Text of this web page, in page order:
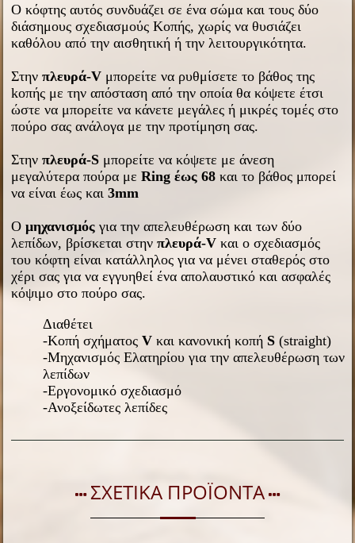
Ο κόφτης αυτός συνδυάζει σε ένα σώμα και τους δύο
διάσημους σχεδιασμούς Κοπής, χωρίς να θυσιάζει
καθόλου από την αισθητική ή την λειτουργικότητα.
Στηνπλευρά-V μπορείτε να ρυθμίσετε το βάθος της
kοπής με την απόσταση από την οποία θα κόψετε έτσι
ώστε να μπορείτε να κάνετε μεγάλες ή μικρές τομές στο
πούρο σας ανάλογα με την προτίμηση σας.
Στηνπλευρά-S μπορείτε να κόψετε με άνεση
μεγαλύτερα πούρα μεRing έως 68 και το βάθος μπορεί
να είναι έως και3mm
Ομηχανισμός για την απελευθέρωση και των δύο
λεπίδων, βρίσκεται στηνπλευρά-V και ο σχεδιασμός
του κόφτη είναι κατάλληλος για να μένει σταθερός στο
χέρι σας για να εγγυηθεί ένα απολαυστικό και ασφαλές
κόψιμο στο πούρο σας.
Διαθέτει
-Κοπή σχήματοςV και κανονική κοπή S(straight)
-Μηχανισμός Ελατηρίου για την απελευθέρωση των
λεπίδων
-Εργονομικό σχεδιασμό
-Ανοξείδωτες λεπίδες
ΣΧΕΤΙΚΑ ΠΡΟΪΟΝΤΑ